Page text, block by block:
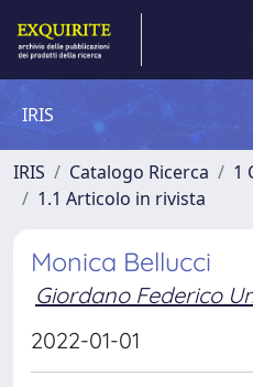
IRIS
IRIS Catalogo Ricerca
1
1.1 Articolo in rivista
Monica Bellucci
Giordano Federico
2022-01-01